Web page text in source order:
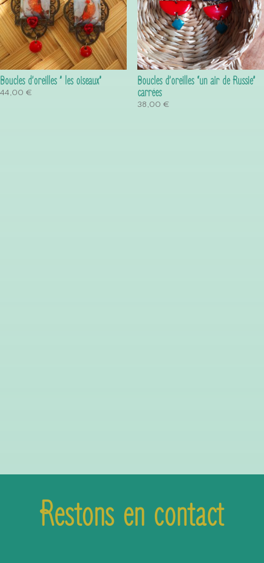
Boucles d’oreilles ” les oiseaux”
44,00 €
Boucles d’oreilles “un air de Russie”
carrées
38,00 €
Restons en contact